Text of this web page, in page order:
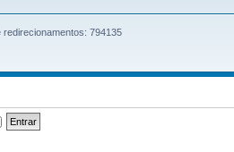
redirecionamentos: 794135